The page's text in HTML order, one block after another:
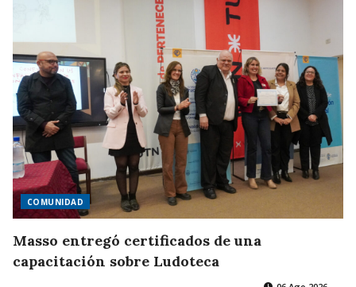
COMUNIDAD
Masso entregó certificados de una
capacitación sobre Ludoteca